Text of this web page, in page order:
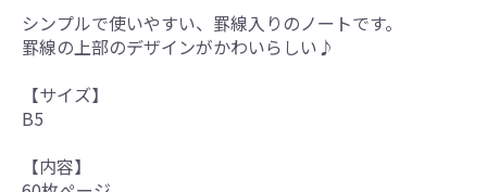
シンプルで使いやすい、罫線入りのノートです。
罫線の上部のデザインがかわいらしい♪
【サイズ】
B5
【内容】